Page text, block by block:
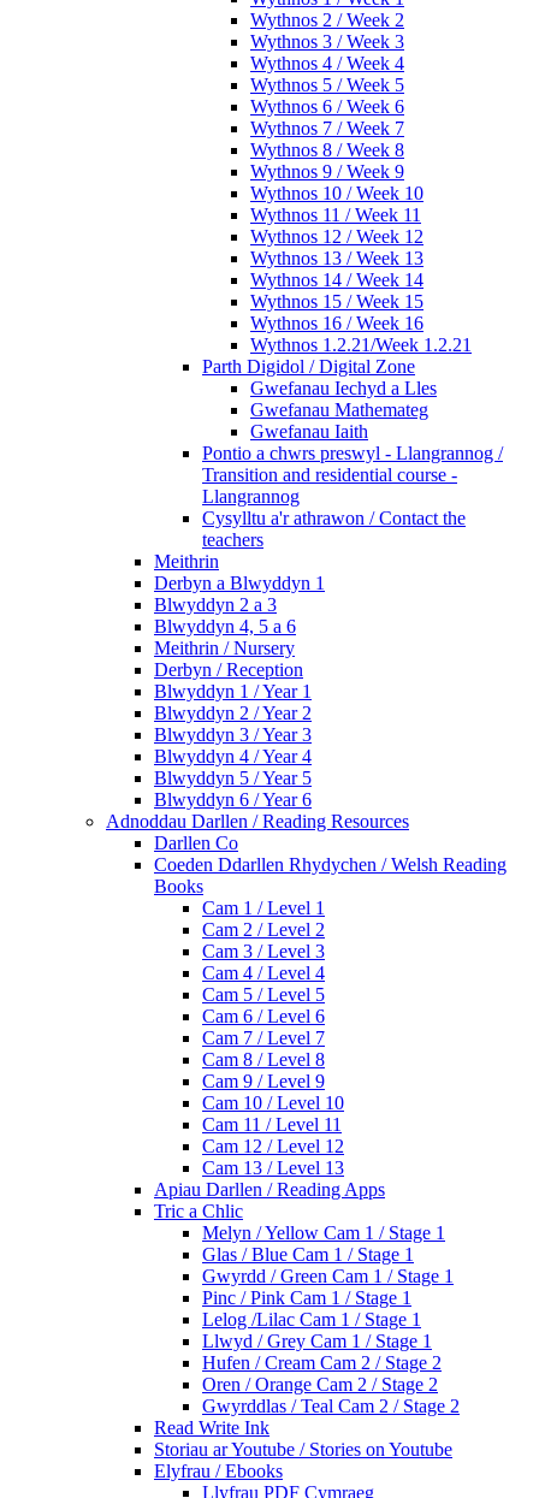
Wythnos 2 / Week 2
Wythnos 3 / Week 3
Wythnos 4 / Week 4
Wythnos 5 / Week 5
Wythnos 6 / Week 6
Wythnos 7 / Week 7
Wythnos 8 / Week 8
Wythnos 9 / Week 9
Wythnos 10 / Week 10
Wythnos 11 / Week 11
Wythnos 12 / Week 12
Wythnos 13 / Week 13
Wythnos 14 / Week 14
Wythnos 15 / Week 15
Wythnos 16 / Week 16
Wythnos 1.2.21/Week 1.2.21
Parth Digidol / Digital Zone
Gwefanau Iechyd a Lles
Gwefanau Mathemateg
Gwefanau Iaith
Pontio a chwrs preswyl - Llangrannog /
Transition and residential course -
Llangrannog
Cysylltu a'r athrawon / Contact the
teachers
Meithrin
Derbyn a Blwyddyn 1
Blwyddyn 2 a 3
Blwyddyn 4, 5 a 6
Meithrin / Nursery
Derbyn / Reception
Blwyddyn 1 / Year 1
Blwyddyn 2 / Year 2
Blwyddyn 3 / Year 3
Blwyddyn 4 / Year 4
Blwyddyn 5 / Year 5
Blwyddyn 6 / Year 6
Adnoddau Darllen / Reading Resources
Darllen Co
Coeden Ddarllen Rhydychen / Welsh Reading
Books
Cam 1 / Level 1
Cam 2 / Level 2
Cam 3 / Level 3
Cam 4 / Level 4
Cam 5 / Level 5
Cam 6 / Level 6
Cam 7 / Level 7
Cam 8 / Level 8
Cam 9 / Level 9
Cam 10 / Level 10
Cam 11 / Level 11
Cam 12 / Level 12
Cam 13 / Level 13
Apiau Darllen / Reading Apps
Tric a Chlic
Melyn / Yellow Cam 1 / Stage 1
Glas / Blue Cam 1 / Stage 1
Gwyrdd / Green Cam 1 / Stage 1
Pinc / Pink Cam 1 / Stage 1
Lelog /Lilac Cam 1 / Stage 1
Llwyd / Grey Cam 1 / Stage 1
Hufen / Cream Cam 2 / Stage 2
Oren / Orange Cam 2 / Stage 2
Gwyrddlas / Teal Cam 2 / Stage 2
Read Write Ink
Storiau ar Youtube / Stories on Youtube
Elyfrau / Ebooks
Llyfrau PDF Cymraeg